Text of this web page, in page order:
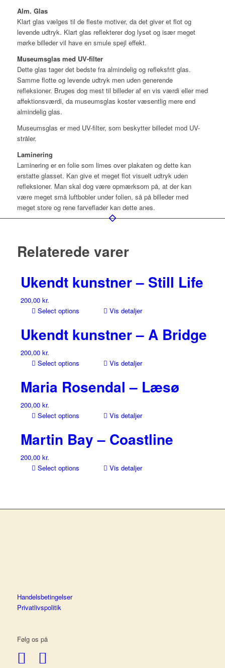
Alm. Glas
Klart glas vælges til de fleste motiver, da det giver et flot og
levende udtryk. Klart glas reflekterer dog lyset og især meget
mørke billeder vil have en smule spejl effekt.
Museumsglas med UV-filter
Dette glas tager det bedste fra almindelig og refleksfrit glas.
Samme flotte og levende udtryk men uden generende
refleksioner. Bruges dog mest til billeder af en vis værdi eller med
affektionsværdi, da museumsglas koster væsentlig mere end
almindelig glas.
Museumsglas er med UV-filter, som beskytter billedet mod UV-
stråler.
Laminering
Laminering er en folie som limes over plakaten og dette kan
erstatte glasset. Kan give et meget flot visuelt udtryk uden
refleksioner. Man skal dog være opmærksom på, at der kan
være meget små luftbobler under folien, så på billeder med
meget store og rene farveflader kan dette anes.
Relaterede varer
Ukendt kunstner – Still Life
200,00 kr.
Select options
Vis detaljer
Ukendt kunstner – A Bridge
200,00 kr.
Select options
Vis detaljer
Maria Rosendal – Læsø
200,00 kr.
Select options
Vis detaljer
Martin Bay – Coastline
200,00 kr.
Select options
Vis detaljer
Handelsbetingelser
Privatlivspolitik
Følg os på